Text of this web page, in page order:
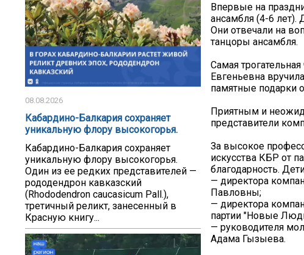
08.08.2026
Кабардино-Балкария сохраняет
уникальную флору высокогорья.
Кабардино-Балкария сохраняет
уникальную флору высокогорья.
Один из ее редких представителей —
рододендрон кавказский
(Rhododendron caucasicum Pall.),
третичный реликт, занесенный в
Красную книгу...
Впервые на
ансамбля (4-6
Они отвечали на
танцоры ансамбля.
Самая
Евгеньевна
памятные подарки
Приятным и
представители
За высокое
искусства КБР от
благодарность.
— директора
Павловны;
— директора
партии "Новые
— руководителя
Адама Гызыева.